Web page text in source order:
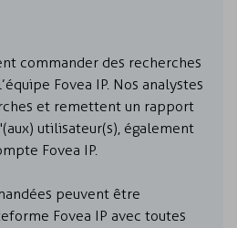
commander des recherches
Fovea IP. Nos analystes
et remettent un rapport
utilisateur(s), également
Fovea IP.
peuvent être
Fovea IP avec toutes